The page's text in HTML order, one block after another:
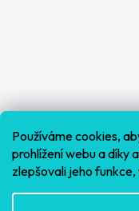
Používáme cookies,
prohlížení webu a díky
zlepšovali jeho
Sledovat